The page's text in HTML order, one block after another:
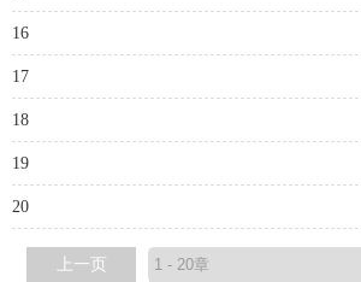
16
17
18
19
20
上一页